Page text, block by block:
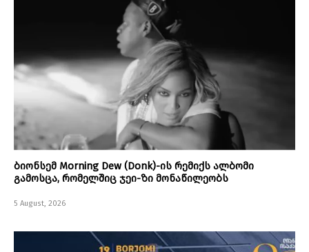
ბიონსემ Morning Dew (Donk)-ის რემიქს ალბომი
გამოსცა, რომელშიც ჯეი-ზი მონაწილეობს
5 August, 2026